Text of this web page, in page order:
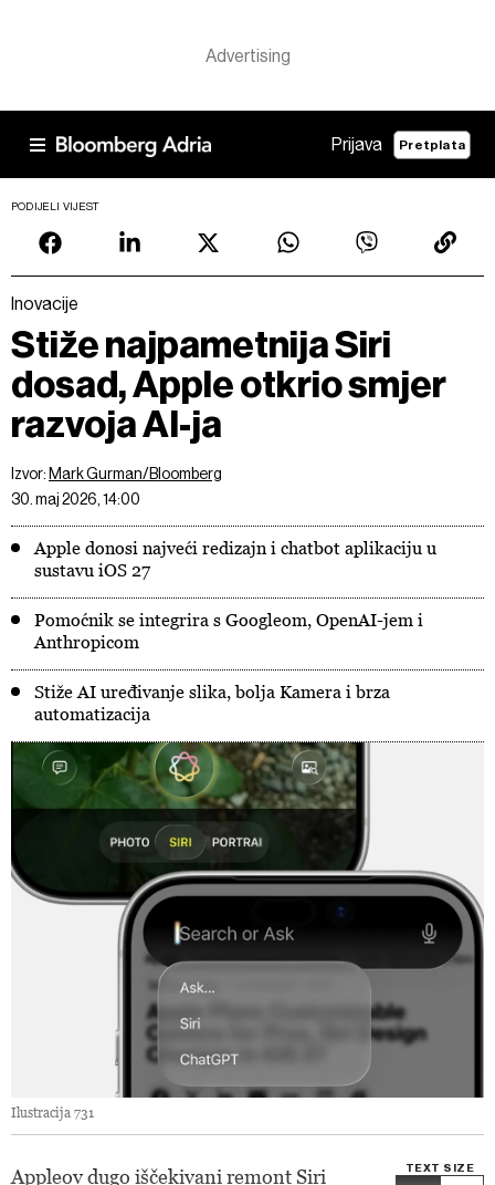
Prijava Pretplata
PODIJELI VIJEST
Inovacije
Stiže najpametnija Siri
dosad, Apple otkrio smjer
razvoja AI-ja
Izvor: Mark Gurman/Bloomberg
30. maj 2026, 14:00
Apple donosi najveći redizajn i chatbot aplikaciju u
sustavu iOS 27
Pomoćnik se integrira s Googleom, OpenAI-jem i
Anthropicom
Stiže AI uređivanje slika, bolja Kamera i brza
automatizacija
Ilustracija 731
TEXT SIZE
Appleov dugo iščekivani remont Siri